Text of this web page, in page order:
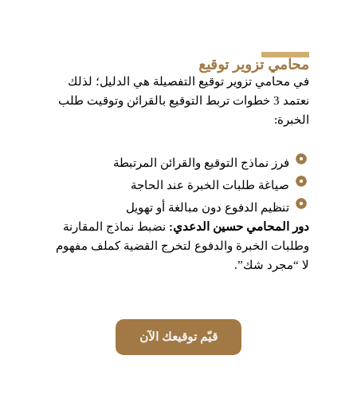
محامي تزوير توقيع
في محامي تزوير توقيع التفصيلة هي الدليل؛ لذلك
نعتمد 3 خطوات تربط التوقيع بالقرائن وتوقيت طلب
الخبرة:
فرز نماذج التوقيع والقرائن المرتبطة
صياغة طلبات الخبرة عند الحاجة
تنظيم الدفوع دون مبالغة أو تهويل
دور المحامي حسين الدعدي: نضبط نماذج المقارنة
وطلبات الخبرة والدفوع لتخرج القضية كملف مفهوم
لا “مجرد شك”.
قيّم توقيعك الآن